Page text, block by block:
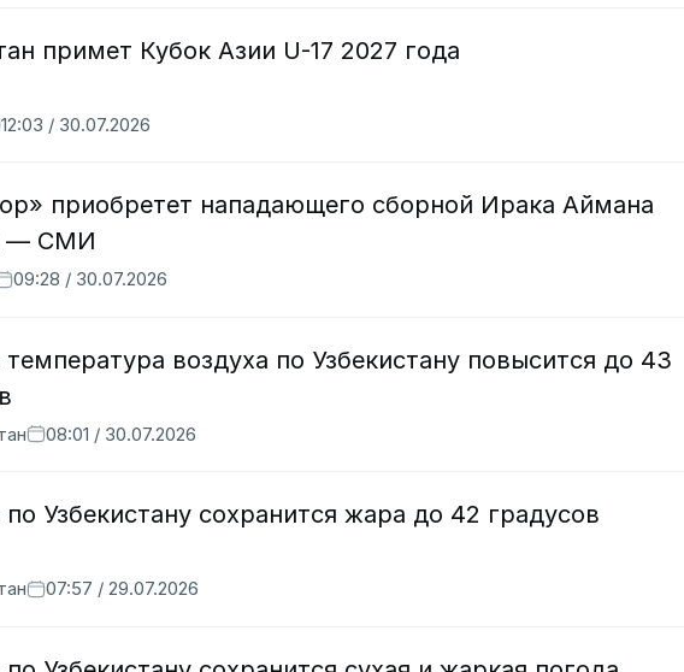
примет Кубок Азии U-17 2027 года
12:03 / 30.07.2026
приобретет нападающего сборной Ирака Аймана
— СМИ
09:28 / 30.07.2026
воздуха по Узбекистану повысится до 43
08:01 / 30.07.2026
Узбекистану сохранится жара до 42 градусов
07:57 / 29.07.2026